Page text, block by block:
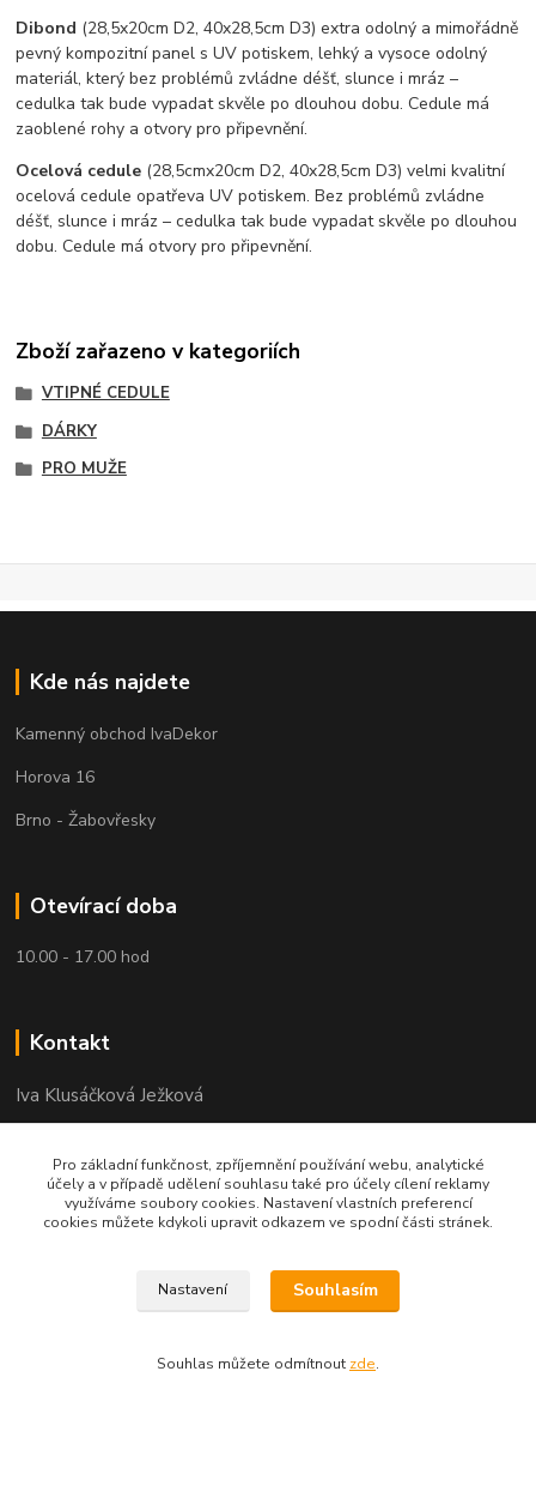
Dibond (28,5x20cm D2, 40x28,5cm D3) extra odolný a mimořádně
pevný kompozitní panel s UV potiskem, lehký a vysoce odolný
materiál, který bez problémů zvládne déšť, slunce i mráz –
cedulka tak bude vypadat skvěle po dlouhou dobu. Cedule má
zaoblené rohy a otvory pro připevnění.
Ocelová cedule (28,5cmx20cm D2, 40x28,5cm D3) velmi kvalitní
ocelová cedule opatřeva UV potiskem. Bez problémů zvládne
déšť, slunce i mráz – cedulka tak bude vypadat skvěle po dlouhou
dobu. Cedule má otvory pro připevnění.
Zboží zařazeno v kategoriích
VTIPNÉ CEDULE
DÁRKY
PRO MUŽE
Kde nás najdete
Kamenný obchod IvaDekor
Horova 16
Brno - Žabovřesky
Otevírací doba
10.00 - 17.00 hod
Kontakt
Iva Klusáčková Ježková
(po-pá 10.00-17.00hod)
iva@ivadekor.cz
Pro základní funkčnost, zpříjemnění používání webu, analytické
účely a v případě udělení souhlasu také pro účely cílení reklamy
využíváme soubory cookies. Nastavení vlastních preferencí
cookies můžete kdykoli upravit odkazem ve spodní části stránek.
Nastavení Souhlasím
Souhlas můžete odmítnout zde.